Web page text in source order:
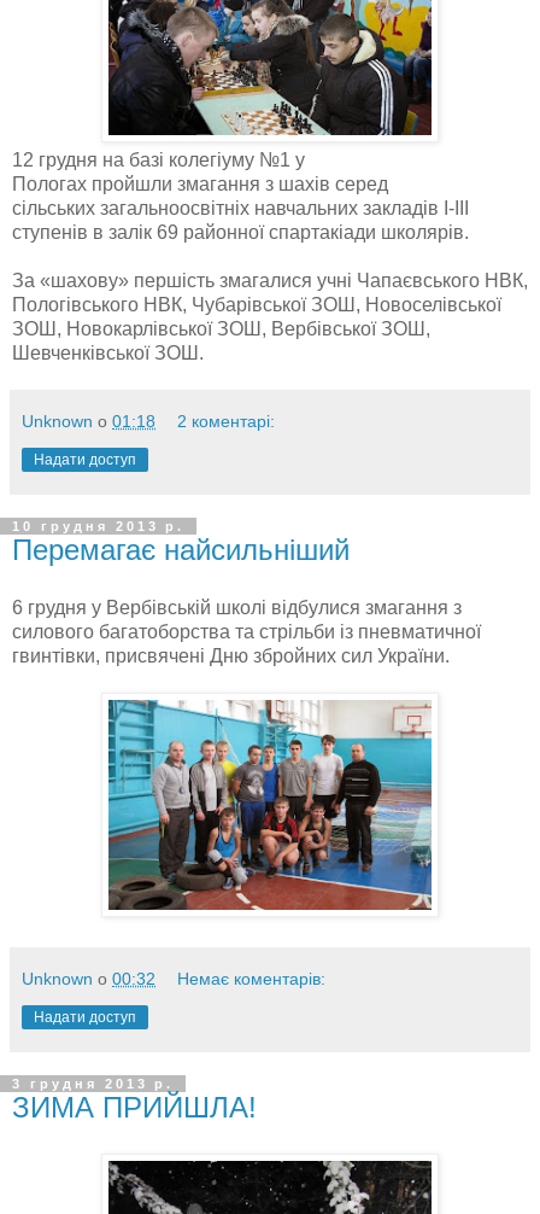
12 грудня на базі колегіуму №1 у
Пологах пройшли змагання з шахів серед
сільських загальноосвітніх навчальних закладів I-III
ступенів в залік 69 районної спартакіади школярів.
За «шахову» першість змагалися учні Чапаєвського НВК,
Пологівського НВК, Чубарівської ЗОШ, Новоселівської
ЗОШ, Новокарлівської ЗОШ, Вербівської ЗОШ,
Шевченківської ЗОШ.
Unknown о 01:18 2 коментарі:
Надати доступ
10 грудня 2013 р.
Перемагає найсильніший
6 грудня у Вербівській школі відбулися змагання з
силового багатоборства та стрільби із пневматичної
гвинтівки, присвячені Дню збройних сил України.
Unknown о 00:32 Немає коментарів:
Надати доступ
3 грудня 2013 р.
ЗИМА ПРИЙШЛА!